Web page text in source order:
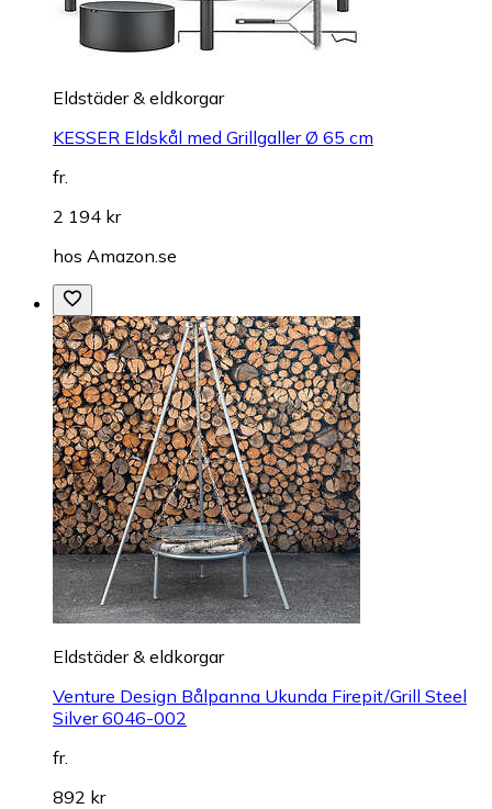
Eldstäder & eldkorgar
KESSER Eldskål med Grillgaller Ø 65 cm
fr.
2 194 kr
hos Amazon.se
Eldstäder & eldkorgar
Venture Design Bålpanna Ukunda Firepit/Grill Steel
Silver 6046-002
fr.
892 kr